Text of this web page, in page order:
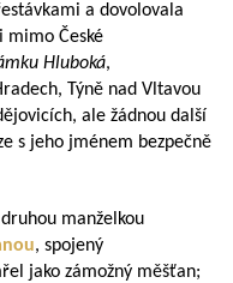
a dovolovala
mimo České
Hluboká,
Týně nad Vltavou
ale žádnou další
s jeho jménem bezpečně
manželkou
, spojený
jako zámožný měšťan;